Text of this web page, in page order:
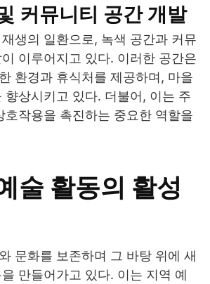
커뮤니티 공간 개발
생의 일환으로, 녹색 공간과 커뮤
이루어지고 있다. 이러한 공간은
환경과 휴식처를 제공하며, 마을
향상시키고 있다. 더불어, 이는 주
호작용을 촉진하는 중요한 역할을
술 활동의 활성
문화를 보존하며 그 바탕 위에 새
만들어가고 있다. 이는 지역 예